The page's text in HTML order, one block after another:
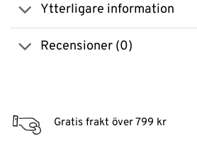
Ytterligare information
Recensioner (0)
Gratis frakt över 799 kr